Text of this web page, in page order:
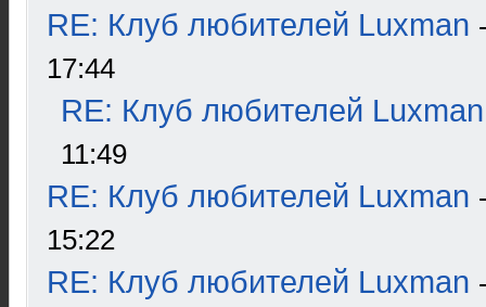
RE: Клуб любителей Luxman
17:44
RE: Клуб любителей Luxman
11:49
RE: Клуб любителей Luxman
15:22
RE: Клуб любителей Luxman